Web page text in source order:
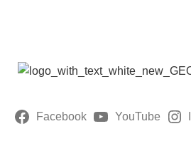
Facebook YouTube